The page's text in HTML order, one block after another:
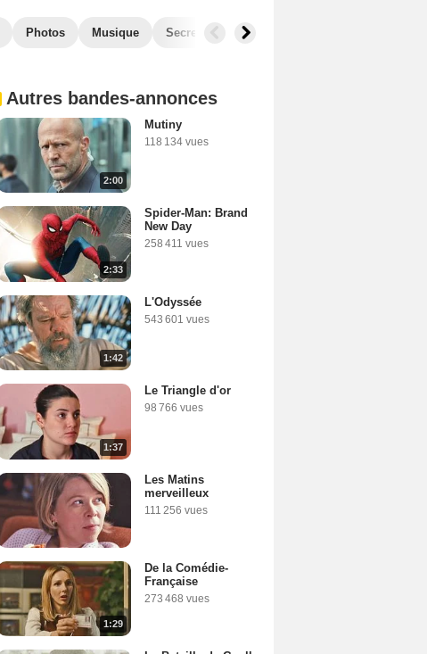
Photos Musique Secrets de tournage
Autres bandes-annonces
2:00
Mutiny
118 134 vues
2:33
Spider-Man: Brand
New Day
258 411 vues
1:42
L'Odyssée
543 601 vues
1:37
Le Triangle d'or
98 766 vues
Les Matins
merveilleux
111 256 vues
1:29
De la Comédie-
Française
273 468 vues